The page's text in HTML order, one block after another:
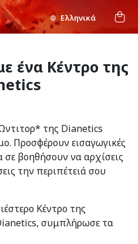
Ελληνικά
ένα Κέντρο της
της Dianetics
Προσφέρουν εισαγωγικές
βοηθήσουν να αρχίσεις
την περιπέτειά σου
Κέντρο της
συμπλήρωσε τα